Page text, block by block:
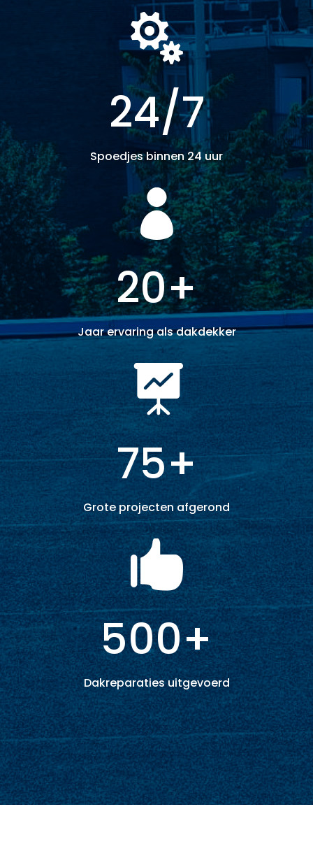

24/7
Spoedjes binnen 24 uur

20+
Jaar ervaring als dakdekker

75+
Grote projecten afgerond

500+
Dakreparaties uitgevoerd